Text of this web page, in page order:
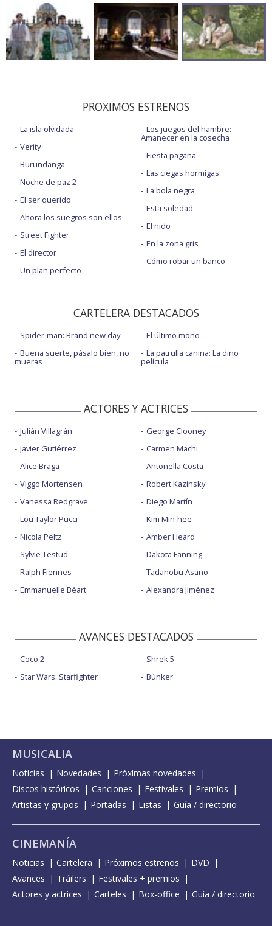
PROXIMOS ESTRENOS
La isla olvidada
Verity
Burundanga
Noche de paz 2
El ser querido
Ahora los suegros son ellos
Street Fighter
El director
Un plan perfecto
Los juegos del hambre:
Amanecer en la cosecha
Fiesta pagäna
Las ciegas hormigas
La bola negra
Esta soledad
El nido
En la zona gris
Cómo robar un banco
CARTELERA DESTACADOS
Spider-man: Brand new day
Buena suerte, pásalo bien, no
mueras
El último mono
La patrulla canina: La dino
película
ACTORES Y ACTRICES
Julián Villagrán
Javier Gutiérrez
Alice Braga
Viggo Mortensen
Vanessa Redgrave
Lou Taylor Pucci
Nicola Peltz
Sylvie Testud
Ralph Fiennes
Emmanuelle Béart
George Clooney
Carmen Machi
Antonella Costa
Robert Kazinsky
Diego Martín
Kim Min-hee
Amber Heard
Dakota Fanning
Tadanobu Asano
Alexandra Jiménez
AVANCES DESTACADOS
Coco 2
Star Wars: Starfighter
Shrek 5
Búnker
MUSICALIA
Noticias Novedades
Próximas novedades
Discos históricos
Canciones Festivales
Premios
Artistas y grupos
Portadas Listas Guía / directorio
CINEMANÍA
Noticias Cartelera Próximos estrenos
DVD
Avances
Tráilers
Festivales + premios
Actores y actrices
Carteles Box-office Guía / directorio